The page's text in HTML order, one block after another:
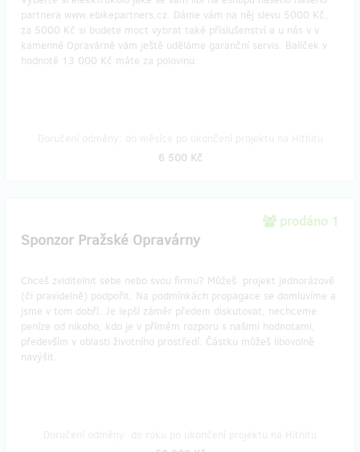
partnera www.ebikepartners.cz. Dáme vám na něj slevu 5000 Kč,
za 5000 Kč si budete moct vybrat také příslušenství a u nás v v
kamenné Opravárně vám ještě uděláme garanční servis. Balíček v
hodnotě 13 000 Kč máte za polovinu.
6 500 Kč
prodáno 1
Sponzor Pražské Opravárny
Chceš zviditelnit sebe nebo svou firmu? Můžeš projekt jednorázově
(či pravidelně) podpořit. Na podmínkách propagace se domluvíme a
jsme v tom dobří. Je lepší záměr předem diskutovat, nechceme
peníze od nikoho, kdo je v přímém rozporu s našimi hodnotami,
především v oblasti životního prostředí. Částku můžeš libovolně
navýšit.